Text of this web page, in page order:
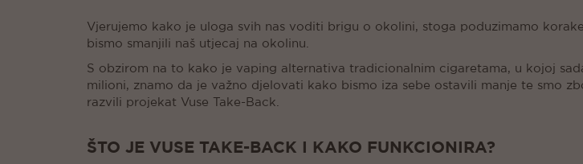
Vjerujemo kako je uloga svih nas voditi brigu o okolini, stoga poduzimamo
bismo smanjili naš utjecaj na okolinu.
S obzirom na to kako je vaping alternativa tradicionalnim cigaretama, u kojoj
milioni, znamo da je važno djelovati kako bismo iza sebe ostavili manje te smo
razvili projekat Vuse Take-Back.
ŠTO JE VUSE TAKE-BACK I KAKO FUNKCIONIRA?